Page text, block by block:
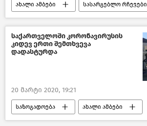
ახალი ამბები სასარგებლო რჩევები
წასაკითხი ამბები
მსოფლიოს ახალი ამბები
საქართველოში კორონავირუსის
კიდევ ერთი შემთხვევა
დადასტურდა
20 მარტი 2020, 19:21
საზოგადოება ახალი ამბები
საქართველო COVID-19